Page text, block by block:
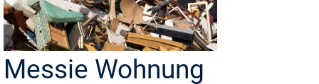
Messie Wohnung